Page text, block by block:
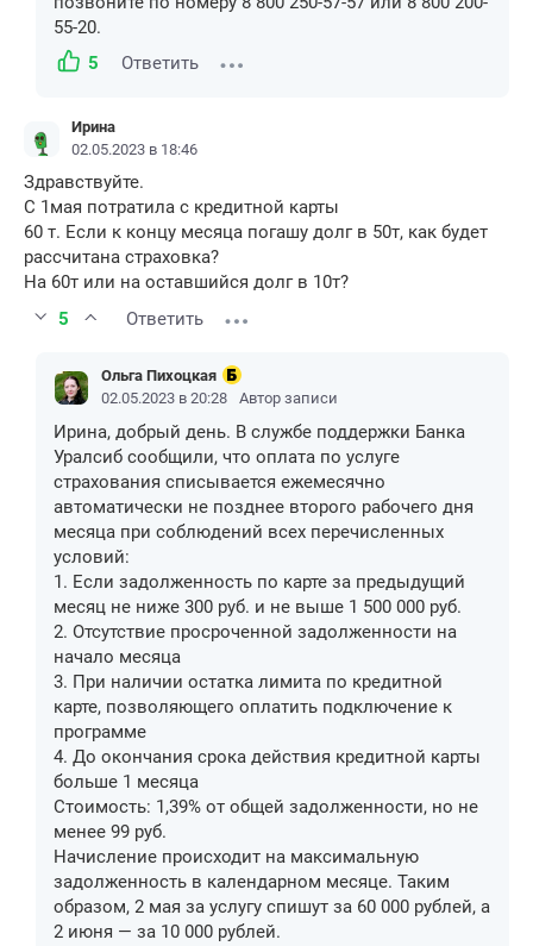
55-20.
5
Ответить
Ирина
02.05.2023 в 18:46
Здравствуйте.
С 1мая потратила с кредитной карты
60 т. Если к концу месяца погашу долг в 50т, как будет
рассчитана страховка?
На 60т или на оставшийся долг в 10т?
5
Ответить
Ольга Пихоцкая
02.05.2023 в 20:28
Автор записи
Ирина, добрый день. В службе поддержки Банка
Уралсиб сообщили, что оплата по услуге
страхования списывается ежемесячно
автоматически не позднее второго рабочего дня
месяца при соблюдений всех перечисленных
условий:
1. Если задолженность по карте за предыдущий
месяц не ниже 300 руб. и не выше 1 500 000 руб.
2. Отсутствие просроченной задолженности на
начало месяца
3. При наличии остатка лимита по кредитной
карте, позволяющего оплатить подключение к
программе
4. До окончания срока действия кредитной карты
больше 1 месяца
Стоимость: 1,39% от общей задолженности, но не
менее 99 руб.
Начисление происходит на максимальную
задолженность в календарном месяце. Таким
образом, 2 мая за услугу спишут за 60 000 рублей, а
2 июня — за 10 000 рублей.